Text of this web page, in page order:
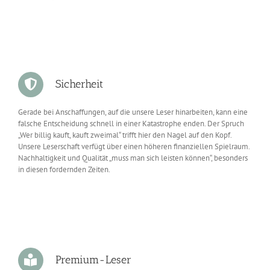
Sicherheit
Gerade bei Anschaffungen, auf die unsere Leser hinarbeiten, kann eine
falsche Entscheidung schnell in einer Katastrophe enden. Der Spruch
„Wer billig kauft, kauft zweimal“ trifft hier den Nagel auf den Kopf.
Unsere Leserschaft verfügt über einen höheren finanziellen Spielraum.
Nachhaltigkeit und Qualität „muss man sich leisten können“, besonders
in diesen fordernden Zeiten.
Premium-Leser